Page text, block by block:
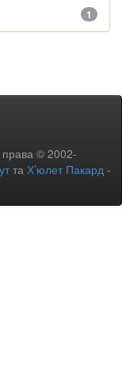
1
права © 2002-
та Х’юлет Пакард -